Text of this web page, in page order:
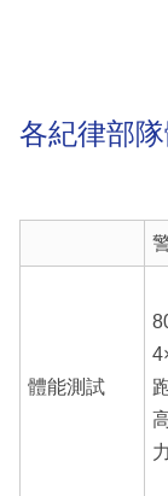
各紀律部
體能測試